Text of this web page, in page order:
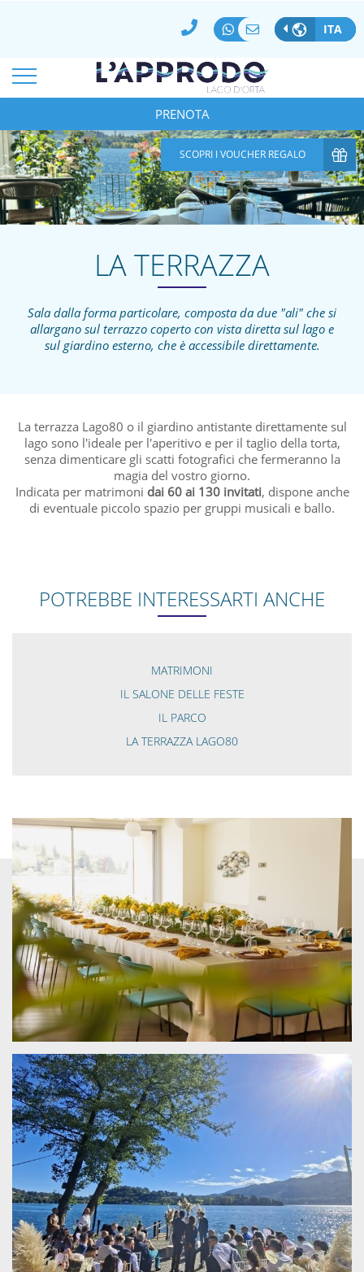
PRENOTA
ITA
PAGAMENTO 100% SICURO
ARRIVO* PARTENZA
08 Ago
CAMERE*
1
ADULTI*
2
BAMBINI
0
CODICE AZIENDA SPECIAL CODE
LA TERRAZZA
Sala dalla forma particolare, composta da due "ali" che si
allargano sul terrazzo coperto con vista diretta sul lago e
sul giardino esterno, che è accessibile direttamente.
La terrazza Lago80 o il giardino antistante direttamente sul
lago sono l'ideale per l'aperitivo e per il taglio della torta,
senza dimenticare gli scatti fotografici che fermeranno la
magia del vostro giorno.
Indicata per matrimoni dai 60 ai 130 invitati, dispone anche
di eventuale piccolo spazio per gruppi musicali e ballo.
POTREBBE INTERESSARTI ANCHE
MATRIMONI
IL SALONE DELLE FESTE
IL PARCO
LA TERRAZZA LAGO80
SCOPRI I VOUCHER REGALO